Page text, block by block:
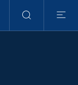
Suche
Menu